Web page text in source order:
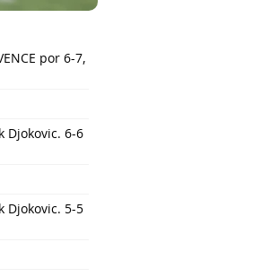
por 6-7,
Djokovic. 6-6
Djokovic. 5-5